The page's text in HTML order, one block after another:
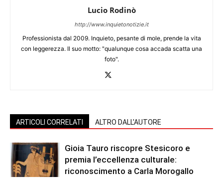
Lucio Rodinò
http://www.inquietonotizie.it
Professionista dal 2009. Inquieto, pesante di mole, prende la vita
con leggerezza. Il suo motto: "qualunque cosa accada scatta una
foto".
ARTICOLI CORRELATI ALTRO DALL'AUTORE
Gioia Tauro riscopre Stesicoro e
premia l’eccellenza culturale:
riconoscimento a Carla Morogallo